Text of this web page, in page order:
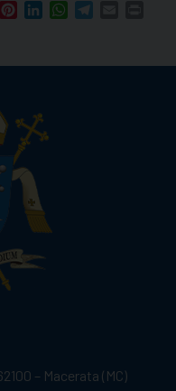
TwitterPinterestLinkedInWhatsApp
– Macerata (MC)